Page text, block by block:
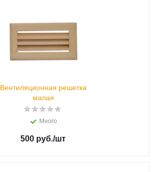
Вентиляционная решетка
малая
Много
500 руб./шт